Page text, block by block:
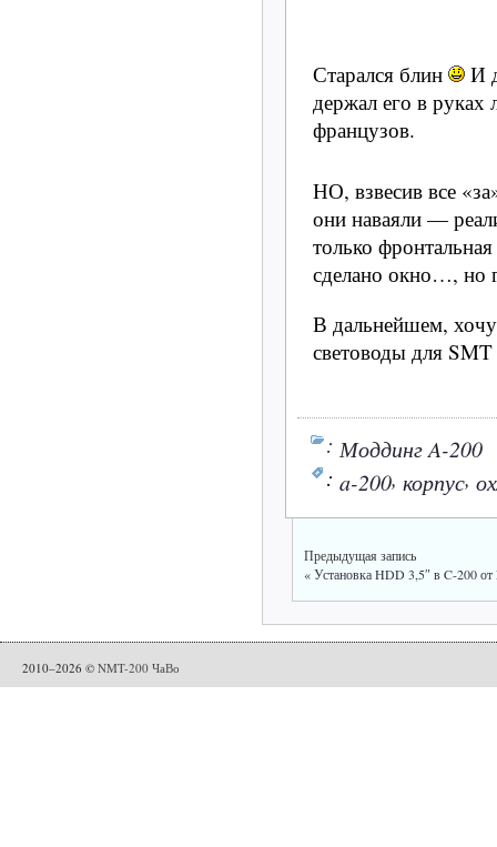
Старался блин
И
держал его в руках
французов.
НО, взвесив все
они наваяли —
только
сделано окно…, но
В дальнейшем, хочу
световоды для SMT
: Моддинг A-200
: a-200, корпус,
Предыдущая запись
«Установка HDD 3,5″ в C-200
2010–2026 © NMT-200 ЧаВо